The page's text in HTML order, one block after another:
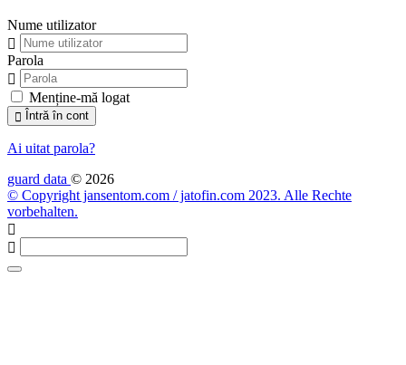
Nume utilizator
Parola
Menține-mă logat
Întră în cont
Ai uitat parola?
guard data © 2026
© Copyright jansentom.com / jatofin.com 2023. Alle Rechte
vorbehalten.